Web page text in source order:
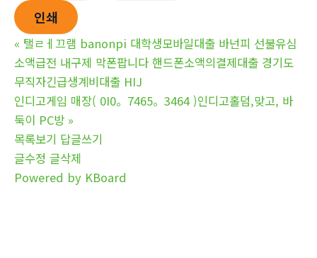
인쇄
« 탤ㄹㅔ끄램 banonpi 대학생모바일대출 바넌피 선불유심
소액급전 내구제 막폰팝니다 핸드폰소액의결제대출 경기도
무직자긴급생계비대출 HIJ
인디고게임 매장( 0I0。7465。3464 )인디고홀덤,맞고, 바
둑이 PC방 »
목록보기 답글쓰기
글수정 글삭제
Powered by KBoard